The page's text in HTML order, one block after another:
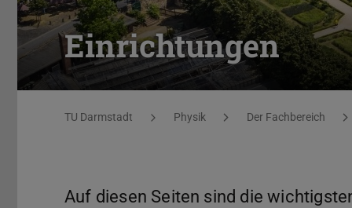
Einrichtungen
Sie befinden sich hier:
TU Darmstadt Physik Der Fachbereich
Auf diesen Seiten sind die